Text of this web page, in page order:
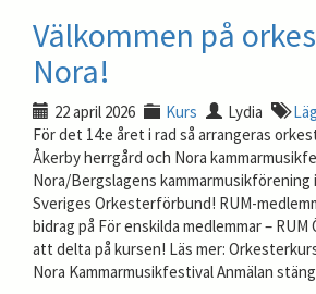
Välkommen på
Nora!
22 april 2026 Kurs Lydia
För det 14:e året i rad så arrangeras
Åkerby herrgård och Nora
Nora/Bergslagens kammarmusikförening
Sveriges Orkesterförbund! RUM-
bidrag på För enskilda medlemmar –
att delta på kursen! Läs mer:
Nora Kammarmusikfestival Anmälan